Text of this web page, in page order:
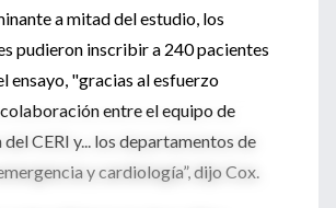
a mitad del estudio, los
pudieron inscribir a 240 pacientes
ensayo, "gracias al esfuerzo
entre el equipo de
CERI y... los departamentos de
y cardiología”, dijo Cox.